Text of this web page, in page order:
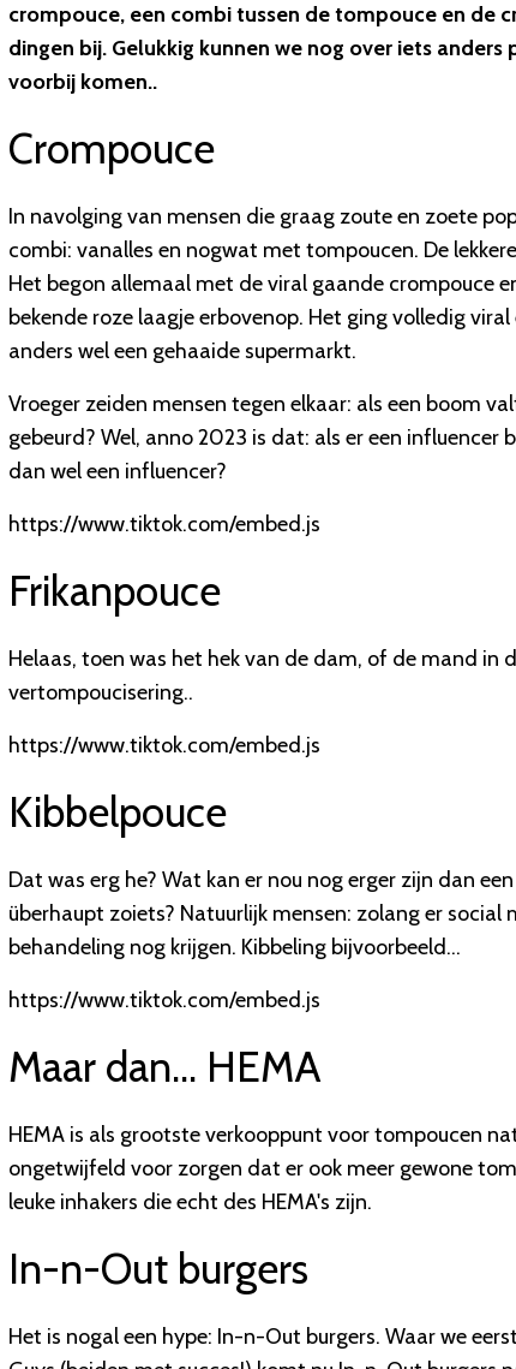
crompouce, een combi tussen de tompouce en de
dingen bij. Gelukkig kunnen we nog over iets
voorbij komen..
Crompouce
In navolging van mensen die graag zoute en zoete
combi: vanalles en nogwat met tompoucen. De
Het begon allemaal met de viral gaande crompouce
bekende roze laagje erbovenop. Het ging volledig
anders wel een gehaaide supermarkt.
Vroeger zeiden mensen tegen elkaar: als een boom
gebeurd? Wel, anno 2023 is dat: als er een
dan wel een influencer?
https://www.tiktok.com/embed.js
Frikanpouce
Helaas, toen was het hek van de dam, of de mand in
vertompoucisering..
https://www.tiktok.com/embed.js
Kibbelpouce
Dat was erg he? Wat kan er nou nog erger zijn dan
überhaupt zoiets? Natuurlijk mensen: zolang er
behandeling nog krijgen. Kibbeling bijvoorbeeld...
https://www.tiktok.com/embed.js
Maar dan... HEMA
HEMA is als grootste verkooppunt voor tompoucen
ongetwijfeld voor zorgen dat er ook meer gewone
leuke inhakers die echt des HEMA's zijn.
In-n-Out burgers
Het is nogal een hype: In-n-Out burgers. Waar we